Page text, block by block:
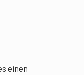
einen